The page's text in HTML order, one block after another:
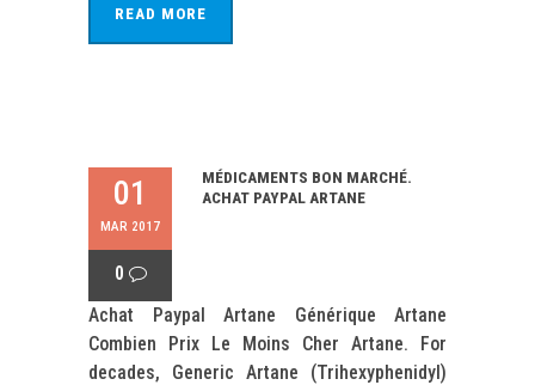
READ MORE
01
MAR 2017
0
MÉDICAMENTS BON MARCHÉ.
ACHAT PAYPAL ARTANE
Achat Paypal Artane Générique Artane
Combien Prix Le Moins Cher Artane. For
decades, Generic Artane (Trihexyphenidyl)